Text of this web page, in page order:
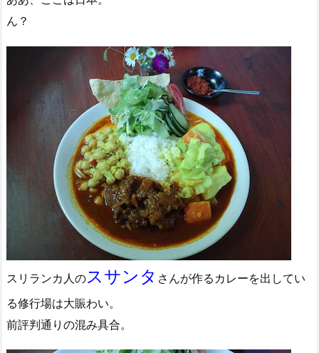
ん？
スリランカ人の スサンタ さんが作るカレーを出してい
る修行場は大賑わい。
前評判通りの混み具合。